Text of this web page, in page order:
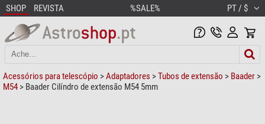
SHOP REVISTA %SALE% PT / $
Acessórios para telescópio >Adaptadores >Tubos de extensão > Baader >
M54 > Baader Cilíndro de extensão M54 5mm